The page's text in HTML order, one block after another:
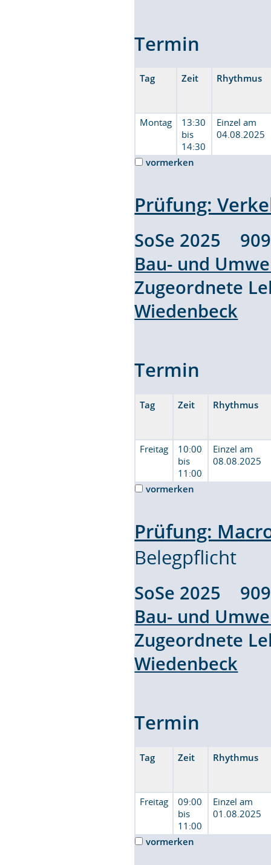
Termin
Tag Zeit Rhythmus
Montag
13:30
bis
14:30
Einzel am
04.08.2025
vormerken
Prüfung:
SoSe 2025
Bau- und
Zugeordnete
Wiedenbeck
Termin
Tag Zeit Rhythmus
Freitag
10:00
bis
11:00
Einzel am
08.08.2025
vormerken
Prüfung:
Belegpflicht
SoSe 2025
Bau- und
Zugeordnete
Wiedenbeck
Termin
Tag Zeit Rhythmus
Freitag
09:00
bis
11:00
Einzel am
01.08.2025
vormerken